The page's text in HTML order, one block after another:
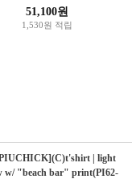
51,100원
1,530원 적립
| light
w/ "beach bar" print(PI62-